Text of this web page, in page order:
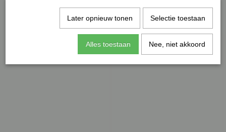
Ook interessant
Later opnieuw tonen Selectie toestaan
Alles toestaan Nee, niet akkoord